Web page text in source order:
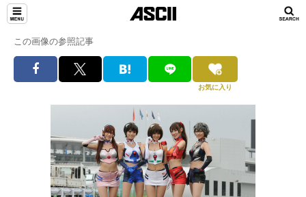
この画像の参照記事
お気に入り